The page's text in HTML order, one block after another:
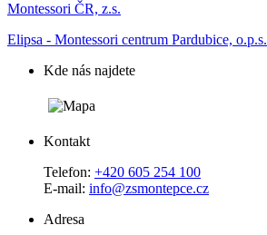
Montessori ČR, z.s.
Elipsa - Montessori centrum Pardubice, o.p.s.
Kde nás najdete
Kontakt
Telefon: +420 605 254 100
E-mail: info@zsmontepce.cz
Adresa